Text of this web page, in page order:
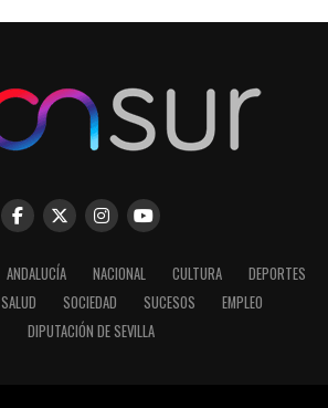
ANDALUCÍA NACIONAL CULTURA
DEPORTES
SALUD SOCIEDAD SUCESOS
EMPLEO
DIPUTACIÓN DE SEVILLA